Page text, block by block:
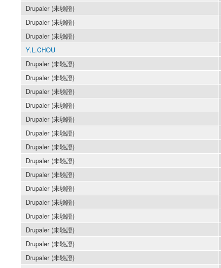
Drupaler (未驗證)
Drupaler (未驗證)
Drupaler (未驗證)
Y.L.CHOU
Drupaler (未驗證)
Drupaler (未驗證)
Drupaler (未驗證)
Drupaler (未驗證)
Drupaler (未驗證)
Drupaler (未驗證)
Drupaler (未驗證)
Drupaler (未驗證)
Drupaler (未驗證)
Drupaler (未驗證)
Drupaler (未驗證)
Drupaler (未驗證)
Drupaler (未驗證)
Drupaler (未驗證)
Drupaler (未驗證)